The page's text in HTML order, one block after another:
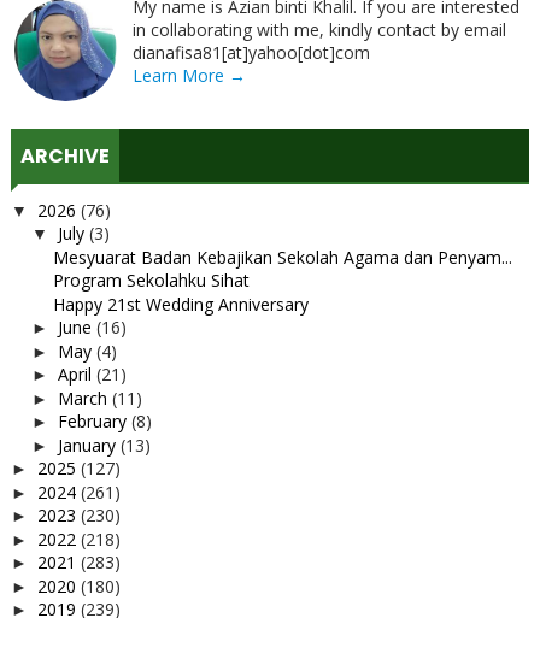
My name is Azian binti Khalil. If you are interested
in collaborating with me, kindly contact by email
dianafisa81[at]yahoo[dot]com
Learn More →
ARCHIVE
▼ 2026 (76)
▼ July (3)
Mesyuarat Badan Kebajikan Sekolah Agama dan Penyam...
Program Sekolahku Sihat
Happy 21st Wedding Anniversary
► June (16)
► May (4)
► April (21)
► March (11)
► February (8)
► January (13)
► 2025 (127)
► 2024 (261)
► 2023 (230)
► 2022 (218)
► 2021 (283)
► 2020 (180)
► 2019 (239)